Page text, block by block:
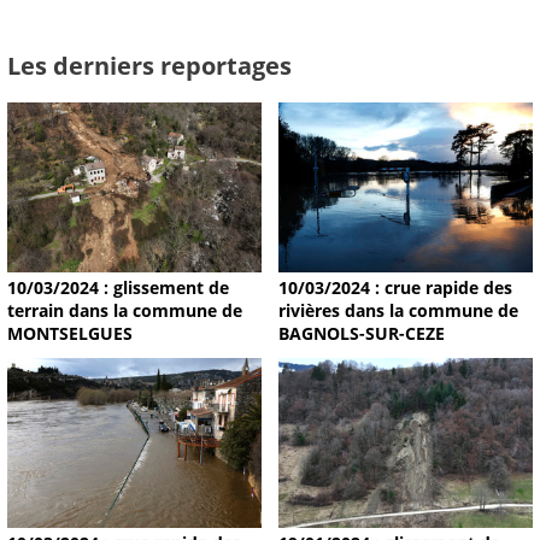
Les derniers reportages
10/03/2024 : glissement de
terrain dans la commune de
MONTSELGUES
10/03/2024 : crue rapide des
rivières dans la commune de
BAGNOLS-SUR-CEZE